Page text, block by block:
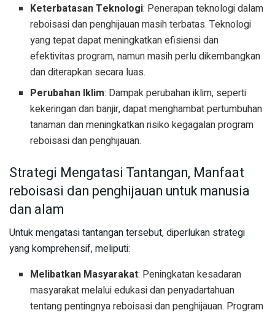
Keterbatasan Teknologi: Penerapan teknologi dalam
reboisasi dan penghijauan masih terbatas. Teknologi
yang tepat dapat meningkatkan efisiensi dan
efektivitas program, namun masih perlu dikembangkan
dan diterapkan secara luas.
Perubahan Iklim: Dampak perubahan iklim, seperti
kekeringan dan banjir, dapat menghambat pertumbuhan
tanaman dan meningkatkan risiko kegagalan program
reboisasi dan penghijauan.
Strategi Mengatasi Tantangan, Manfaat
reboisasi dan penghijauan untuk manusia
dan alam
Untuk mengatasi tantangan tersebut, diperlukan strategi
yang komprehensif, meliputi:
Melibatkan Masyarakat: Peningkatan kesadaran
masyarakat melalui edukasi dan penyadartahuan
tentang pentingnya reboisasi dan penghijauan. Program